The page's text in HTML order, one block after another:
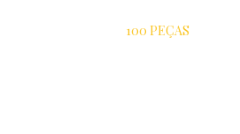
100 PEÇAS